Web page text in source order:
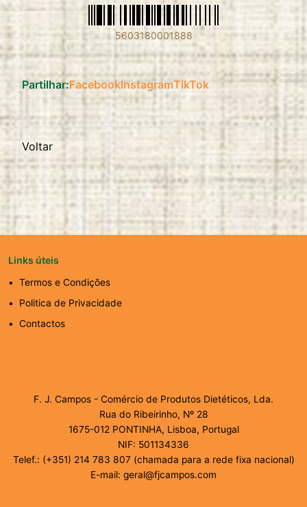
5603180001888
Partilhar:FacebookInstagramTikTok
Voltar
Links úteis
Termos e Condições
Politica de Privacidade
Contactos
F. J. Campos - Comércio de Produtos Dietéticos, Lda.
Rua do Ribeirinho, Nº 28
1675-012 PONTINHA, Lisboa, Portugal
NIF: 501134336
Telef.: (+351) 214 783 807 (chamada para a rede fixa nacional)
E-mail: geral@fjcampos.com